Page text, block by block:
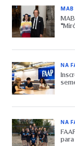
MAB
NA
NA